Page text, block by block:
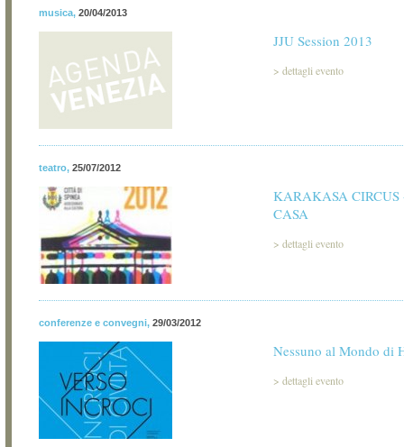
musica, 20/04/2013
JJU Session 2013
> dettagli evento
teatro, 25/07/2012
KARAKASA CIRCUS
CASA
> dettagli evento
conferenze e convegni, 29/03/2012
Nessuno al Mondo di
> dettagli evento